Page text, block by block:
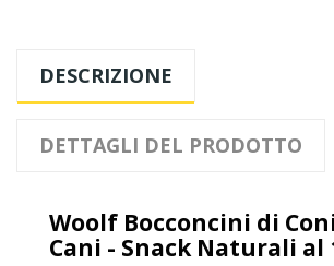
DESCRIZIONE
DETTAGLI DEL PRODOTTO
Woolf Bocconcini di
Cani - Snack Naturali al